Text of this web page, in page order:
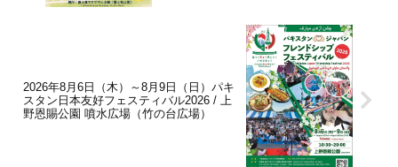
2026年8月6日（木）～8月9日（日）パキ
スタン日本友好フェスティバル2026 / 上
野恩賜公園 噴水広場（竹の台広場）